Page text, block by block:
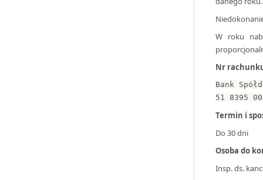
W roku
Nr
Bank
51 8395
Termin i
Do 30 dni
Osoba do
Insp. ds.